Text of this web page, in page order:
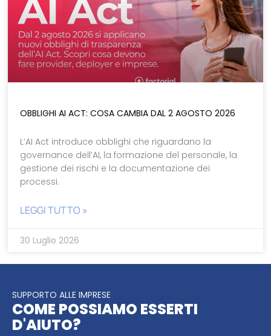
OBBLIGHI AI ACT: COSA CAMBIA DAL 2 AGOSTO 2026
L’AI Act introduce obblighi che riguardano la
governance dell’AI, la formazione del personale, la
gestione dei rischi e la documentazione dei
processi.
LEGGI TUTTO »
30 Luglio 2026
SUPPORTO ALLE IMPRESE
COME POSSIAMO ESSERTI
D'AIUTO?